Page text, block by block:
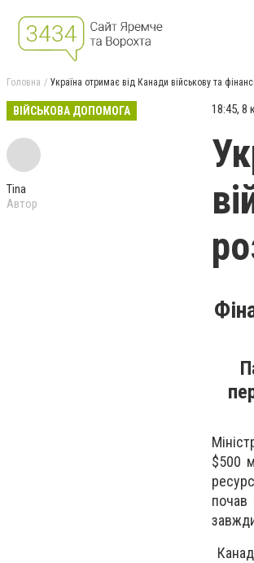
Головна Україна отримає від Канади військову та
ВІЙСЬКОВА ДОПОМОГА
Tina
Автор
18:45, 8
$500
почав